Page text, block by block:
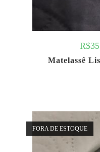
R$
Matelassê
FORA DE ESTOQUE